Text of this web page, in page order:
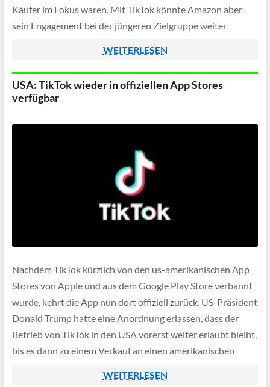
Käufer im Fokus waren. Mit TikTok könnte Amazon aber
sein Engagement bei der jüngeren Zielgruppe weiter
Livestreaming-Plattform Twitch dort ebenfalls schon […]
WEITERLESEN
USA: TikTok wieder in offiziellen App Stores
verfügbar
Nachdem TikTok kürzlich von den us-amerikanischen App
Stores von Apple und aus dem Google Play Store verbannt
wurde, kehrt die App nun dort offiziell zurück. US-Präsident
Donald Trump hatte eine Anordnung erlassen, dass der
Betrieb von TikTok in den USA vorerst weiter erlaubt bleibt,
bis es dann zu einem Verkauf an einen amerikanischen
WEITERLESEN